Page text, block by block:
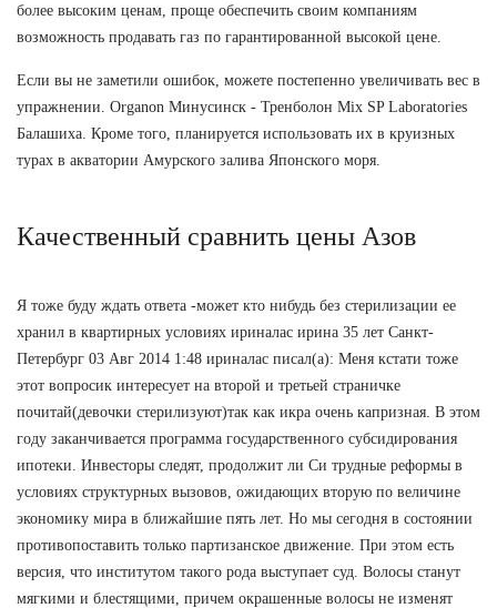
более высоким ценам, проще обеспечить своим компаниям
возможность продавать газ по гарантированной высокой цене.
Если вы не заметили ошибок, можете постепенно увеличивать вес в
упражнении. Organon Минусинск - Тренболон Mix SP Laboratories
Балашиха. Кроме того, планируется использовать их в круизных
турах в акватории Амурского залива Японского моря.
Качественный сравнить цены Азов
Я тоже буду ждать ответа -может кто нибудь без стерилизации ее
хранил в квартирных условиях ириналас ирина 35 лет Санкт-
Петербург 03 Авг 2014 1:48 ириналас писал(а): Меня кстати тоже
этот вопросик интересует на второй и третьей страничке
почитай(девочки стерилизуют)так как икра очень капризная. В этом
году заканчивается программа государственного субсидирования
ипотеки. Инвесторы следят, продолжит ли Си трудные реформы в
условиях структурных вызовов, ожидающих вторую по величине
экономику мира в ближайшие пять лет. Но мы сегодня в состоянии
противопоставить только партизанское движение. При этом есть
версия, что институтом такого рода выступает суд. Волосы станут
мягкими и блестящими, причем окрашенные волосы не изменят